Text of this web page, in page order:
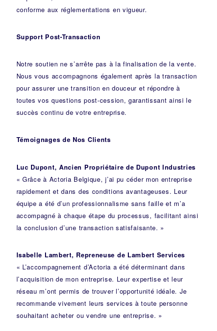
conforme aux réglementations en vigueur.
Support Post-Transaction
Notre soutien ne s’arrête pas à la finalisation de la vente.
Nous vous accompagnons également après la transaction
pour assurer une transition en douceur et répondre à
toutes vos questions post-cession, garantissant ainsi le
succès continu de votre entreprise.
Témoignages de Nos Clients
Luc Dupont, Ancien Propriétaire de Dupont Industries
« Grâce à Actoria Belgique, j’ai pu céder mon entreprise
rapidement et dans des conditions avantageuses. Leur
équipe a été d’un professionnalisme sans faille et m’a
accompagné à chaque étape du processus, facilitant ainsi
la conclusion d’une transaction satisfaisante. »
Isabelle Lambert, Repreneuse de Lambert Services
« L’accompagnement d’Actoria a été déterminant dans
l’acquisition de mon entreprise. Leur expertise et leur
réseau m’ont permis de trouver l’opportunité idéale. Je
recommande vivement leurs services à toute personne
souhaitant acheter ou vendre une entreprise. »